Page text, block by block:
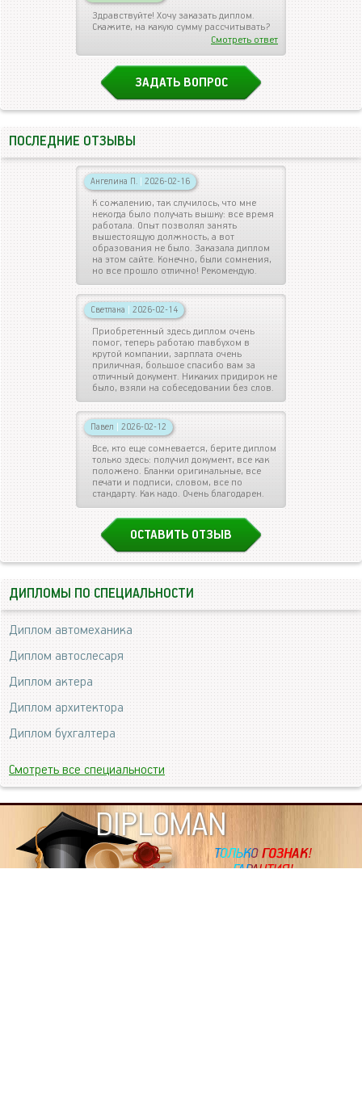
Здравствуйте! Хочу заказать диплом.
Скажите, на какую сумму рассчитывать?
Смотреть ответ
ЗАДАТЬ ВОПРОС
ПОСЛЕДНИЕ ОТЗЫВЫ
Ангелина П. | 2026-02-16
К сожалению, так случилось, что мне
некогда было получать вышку: все время
работала. Опыт позволял занять
вышестоящую должность, а вот
образования не было. Заказала диплом
на этом сайте. Конечно, были сомнения,
но все прошло отлично! Рекомендую.
Светлана | 2026-02-14
Приобретенный здесь диплом очень
помог, теперь работаю главбухом в
крутой компании, зарплата очень
приличная, большое спасибо вам за
отличный документ. Никаких придирок не
было, взяли на собеседовании без слов.
Павел | 2026-02-12
Все, кто еще сомневается, берите диплом
только здесь: получил документ, все как
положено. Бланки оригинальные, все
печати и подписи, словом, все по
стандарту. Как надо. Очень благодарен.
ОСТАВИТЬ ОТЗЫВ
ДИПЛОМЫ ПО СПЕЦИАЛЬНОСТИ
Диплом автомеханика
Диплом автослесаря
Диплом актера
Диплом архитектора
Диплом бухгалтера
Смотреть все специальности
DIPLOMAN